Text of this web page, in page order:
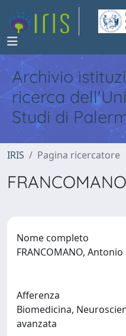
Archivio
ricerca
Studi di
IRIS Pagina ricercatore
Nome completo
FRANCOMANO, Antonio
Afferenza
Biomedicina,
avanzata